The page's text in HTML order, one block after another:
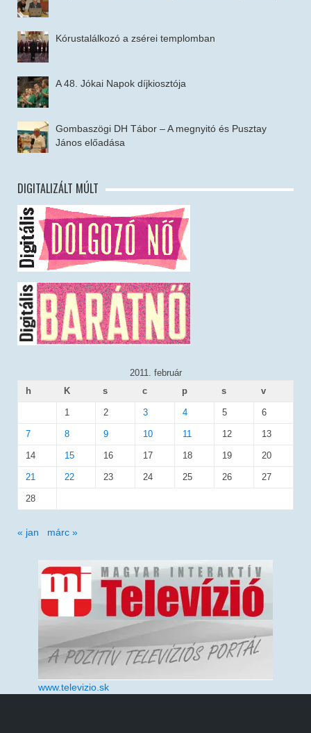
Kórustalálkozó a zsérei templomban
A 48. Jókai Napok díjkiosztója
Gombaszögi DH Tábor – A megnyitó és Pusztay
János előadása
DIGITALIZÁLT MÚLT
2011. február
h
K s c p s v
1 2 3 4 5 6
7 8 9 10 11 12 13
14 15 16 17 18 19 20
21 22 23 24 25 26 27
28
« jan márc »
www.televizio.sk